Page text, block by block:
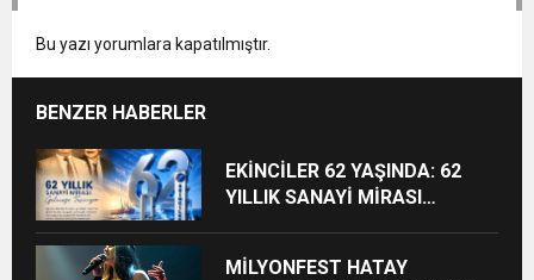
Bu yazı yorumlara kapatılmıştır.
BENZER HABERLER
EKİNCİLER 62 YAŞINDA: 62
YILLIK SANAYİ MİRASI
MİLYONFEST HATAY